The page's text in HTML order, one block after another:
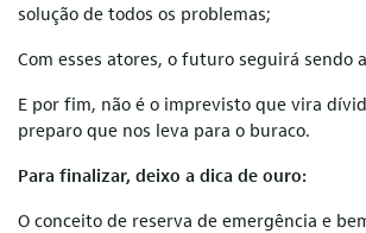
solução de todos os problemas;
Com esses atores, o futuro seguirá sendo
E por fim, não é o imprevisto que vira
preparo que nos leva para o buraco.
Para finalizar, deixo a dica de ouro:
O conceito de reserva de emergência e